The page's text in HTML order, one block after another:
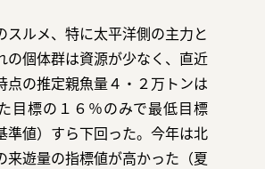
ルメ、特に太平洋側の主力と
の個体群は資源が少なく、直近
点の推定親魚量４・２万トンは
目標の１６％のみで最低目標
準値）すら下回った。今年は北
来遊量の指標値が高かった（夏